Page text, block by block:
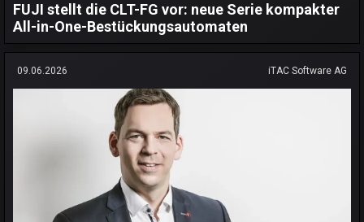
FUJI stellt die CLT-FG vor: neue Serie kompakter
All-in-One-Bestückungsautomaten
09.06.2026 iTAC Software AG